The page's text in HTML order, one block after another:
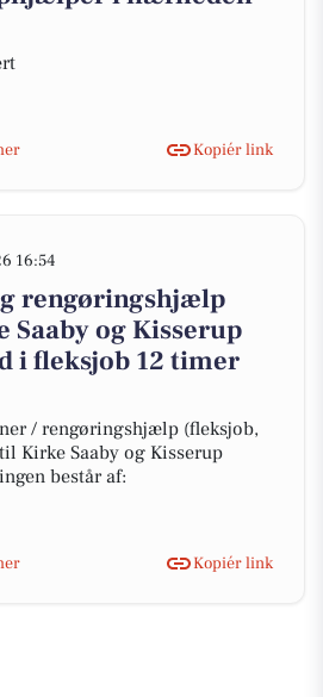
Kopiér link
16:54
rengøringshjælp
Saaby og Kisserup
i fleksjob 12 timer
/ rengøringshjælp (fleksjob,
Kirke Saaby og Kisserup
består af:
Kopiér link